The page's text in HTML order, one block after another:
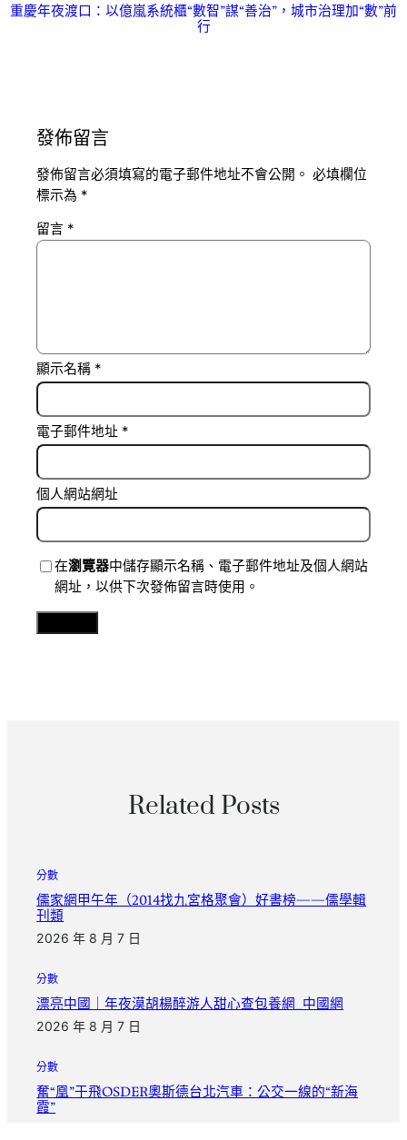
重慶年夜渡口：以億嵐系統櫃“數智”謀“善治”，城市治理加“數”前
行
發佈留言
發佈留言必須填寫的電子郵件地址不會公開。 必填欄位
標示為 *
留言 *
顯示名稱 *
電子郵件地址 *
個人網站網址
在瀏覽器中儲存顯示名稱、電子郵件地址及個人網站
網址，以供下次發佈留言時使用。
Related Posts
分數
儒家網甲午年（2014找九宮格聚會）好書榜——儒學輯
刊類
2026 年 8 月 7 日
分數
漂亮中國｜年夜漠胡楊醉游人甜心查包養網_中國網
2026 年 8 月 7 日
分數
奮“凰”于飛OSDER奧斯德台北汽車：公交一線的“新海
霞”